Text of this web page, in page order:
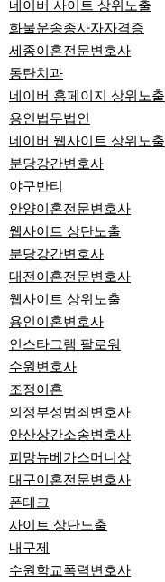
네이버 사이트 상위노출
화물운송종사자자격증
세종이혼전문변호사
동탄치과
네이버 홈페이지 상위노출
용인법무법인
네이버 웹사이트 상위노출
분당강간변호사
야구반티
안양이혼전문변호사
웹사이트 상단노출
분당강간변호사
대전이혼전문변호사
웹사이트 상위노출
용인이혼변호사
인스타그램 팔로워
수원변호사
조정이혼
의정부성범죄변호사
안산상간소송변호사
피망뉴베가스머니상
대구이혼전문변호사
폰테크
사이트 상단노출
내구제
수원학교폭력변호사